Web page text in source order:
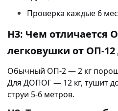
Проверка каждые 6
H3: Чем отличается
легковушки от ОП-
Обычный ОП-2 — 2 кг
Для ДОПОГ — 12 кг, тушит
струи 5-6 метров.